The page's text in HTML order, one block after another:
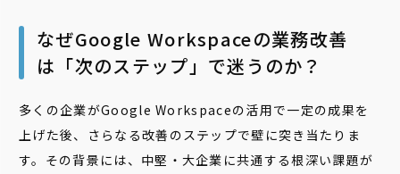
なぜGoogle Workspaceの業務改善
は「次のステップ」で迷うのか？
多くの企業がGoogle Workspaceの活用で一定の成果を
上げた後、さらなる改善のステップで壁に突き当たりま
す。その背景には、中堅・大企業に共通する根深い課題が